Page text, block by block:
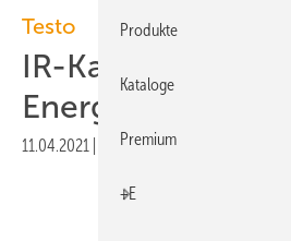
Testo
IR-Kamera zur
Energieberatung
11.04.2021 Veröffentlicht in
Produkte
Kataloge
Premium
+E